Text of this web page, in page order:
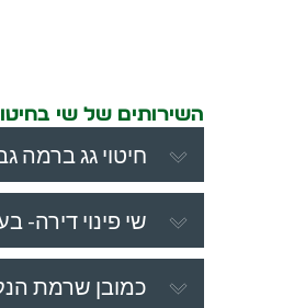
השירותים של שי
חיטוי גג ברמה
שי פינוי דירה-
כמובן שרמת